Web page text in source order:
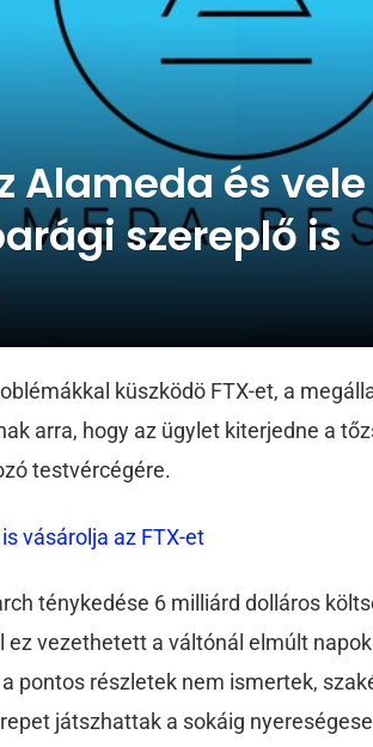
Alameda és vele
szereplő is
küszködö FTX-et, a
arra, hogy az ügylet kiterjedne a
testvércégére.
vásárolja az FTX-et
ténykedése 6 milliárd dolláros
ez vezethetett a váltónál elmúlt
pontos részletek nem ismertek,
játszhattak a sokáig